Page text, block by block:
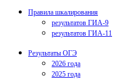
Правила шкалирования
результатов ГИА-9
результатов ГИА-11
Результаты ОГЭ
2026 года
2025 года